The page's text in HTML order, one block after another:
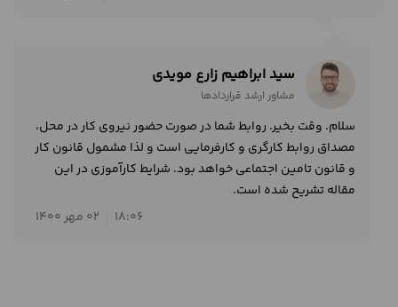
سید ابراهیم زارع مویدی
مشاور ارشد قراردادها
سلام. وقت بخیر. روابط شما در صورت حضور نیروی کار در محل،
مصداق روابط کارگری و کارفرمایی است و لذا مشمول قانون کار
و قانون تامین اجتماعی خواهد بود. شرایط کارآموزی در این
مقاله تشریح شده است.
18:06
02 مهر 1400